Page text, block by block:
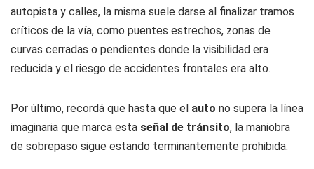
autopista y calles, la misma suele darse al finalizar tramos
críticos de la vía, como puentes estrechos, zonas de
curvas cerradas o pendientes donde la visibilidad era
reducida y el riesgo de accidentes frontales era alto.
Por último, recordá que hasta que el auto no supera la línea
imaginaria que marca esta señal de tránsito, la maniobra
de sobrepaso sigue estando terminantemente prohibida.